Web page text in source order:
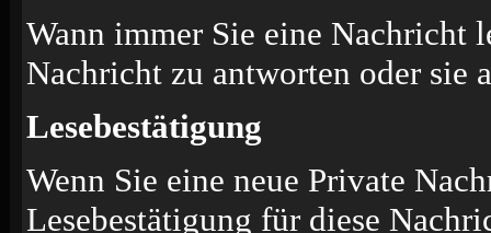
Wann immer Sie eine Nachricht
Nachricht zu antworten oder sie
Lesebestätigung
Wenn Sie eine neue Private
Lesebestätigung für diese